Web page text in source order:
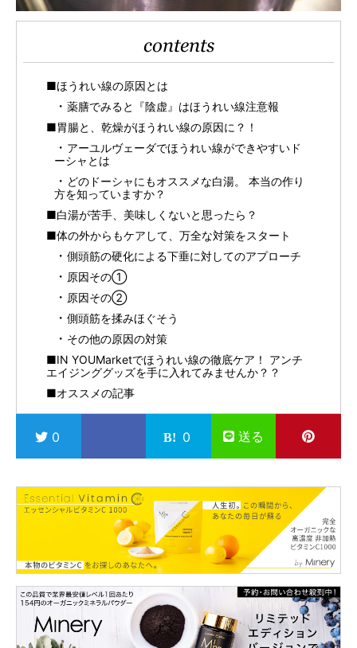
contents
■ほうれい線の原因とは
薬膳でみると『陰虚』はほうれい線注意報
■胃腸と、乾燥がほうれい線の原因に？！
アーユルヴェーダでほうれい線ができやすいド
ーシャとは
どのドーシャにもオススメな白湯。 本当の作り
方を知っていますか？
■白湯が苦手、美味しくないと思ったら？
■体の外からもケアして、万全な対策をスタート
側頭筋の硬化による下垂に対してのアプローチ
原因その①
原因その②
側頭筋を揉みほぐそう
その他の原因の対策
■IN YOUMarketでほうれい線の徹底ケア！ アンチ
エイジンググッズを手に入れてみませんか？？
■オススメの記事
0 0 送る